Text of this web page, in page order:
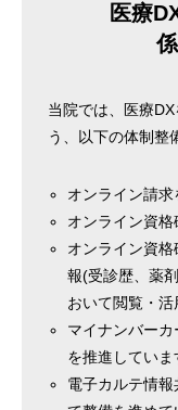
医療
当院では、医療
う、以下の体制整
オンライン請求
オンライン資格
オンライン資
報(受診歴、薬
おいて閲覧・活
マイナンバー
を推進していま
電子カルテ情